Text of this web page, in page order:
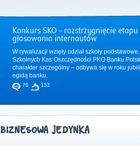
Konkurs SKO – rozstrzygnięcie
głosowania internautów
W rywalizacji wzięły udział szkoły
Szkolnych Kas Oszczędności PKO Banku
charakter szczególny – odbywa się w roku
egidą banku.
76 133
BIZNESOWA JEDYNKA